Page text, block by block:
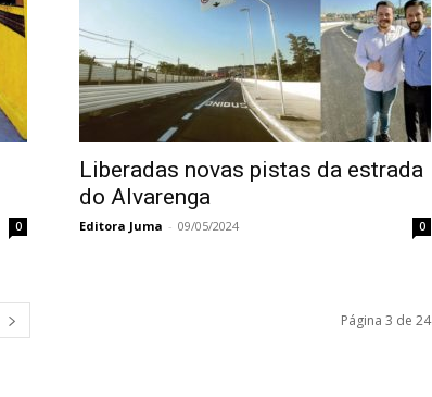
0
Liberadas novas pistas da estrada
do Alvarenga
Editora Juma - 09/05/2024 0
Página 3 de 24